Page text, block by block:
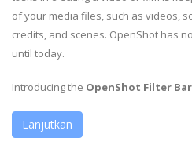
of your media files, such as videos,
credits, and scenes. OpenShot has
until today.
Introducing the OpenShot Filter Bar
Lanjutkan